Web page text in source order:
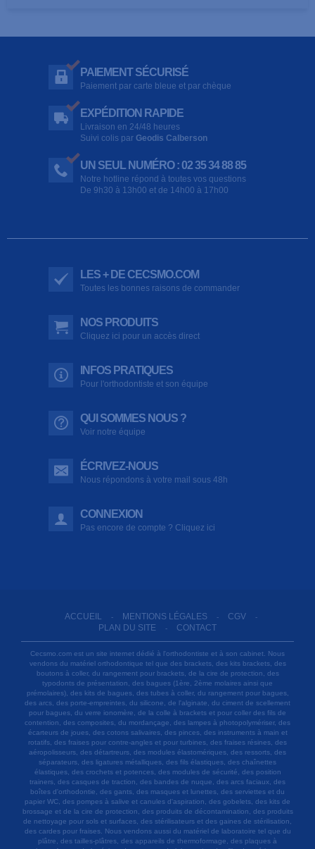
PAIEMENT SÉCURISÉ
Paiement par carte bleue et par chèque
EXPÉDITION RAPIDE
Livraison en 24/48 heures
Suivi colis par Geodis Calberson
UN SEUL NUMÉRO : 02 35 34 88 85
Notre hotline répond à toutes vos questions
De 9h30 à 13h00 et de 14h00 à 17h00
LES + DE CECSMO.COM
Toutes les bonnes raisons de commander
NOS PRODUITS
Cliquez ici pour un accès direct
INFOS PRATIQUES
Pour l'orthodontiste et son équipe
QUI SOMMES NOUS ?
Voir notre équipe
ÉCRIVEZ-NOUS
Nous répondons à votre mail sous 48h
CONNEXION
Pas encore de compte ? Cliquez ici
ACCUEIL - MENTIONS LÉGALES - CGV -
PLAN DU SITE - CONTACT
Cecsmo.com est un site internet dédié à l'orthodontiste et à son cabinet. Nous
vendons du matériel orthodontique tel que des brackets, des kits brackets, des
boutons à coller, du rangement pour brackets, de la cire de protection, des
typodonts de présentation, des bagues (1ère, 2ème molaires ainsi que
prémolaires), des kits de bagues, des tubes à coller, du rangement pour bagues,
des arcs, des porte-empreintes, du silicone, de l'alginate, du ciment de scellement
pour bagues, du verre ionomère, de la colle à brackets et pour coller des fils de
contention, des composites, du mordançage, des lampes à photopolymériser, des
écarteurs de joues, des cotons salivaires, des pinces, des instruments à main et
rotatifs, des fraises pour contre-angles et pour turbines, des fraises résines, des
aéropolisseurs, des détartreurs, des modules élastomériques, des ressorts, des
séparateurs, des ligatures métalliques, des fils élastiques, des chaînettes
élastiques, des crochets et potences, des modules de sécurité, des position
trainers, des casques de traction, des bandes de nuque, des arcs faciaux, des
boîtes d'orthodontie, des gants, des masques et lunettes, des serviettes et du
papier WC, des pompes à salive et canules d'aspiration, des gobelets, des kits de
brossage et de la cire de protection, des produits de décontamination, des produits
de nettoyage pour sols et surfaces, des stérilisateurs et des gaines de stérilisation,
des cardes pour fraises. Nous vendons aussi du matériel de laboratoire tel que du
plâtre, des tailles-plâtres, des appareils de thermoformage, des plaques à